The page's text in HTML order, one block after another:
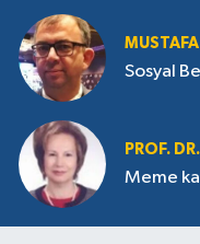
Sosyal
PROF.
Meme